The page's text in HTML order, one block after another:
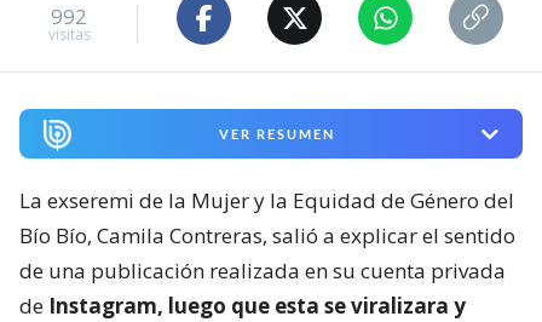
992
visitas
VER RESUMEN
La exseremi de la Mujer y la Equidad de Género del
Bío Bío, Camila Contreras, salió a explicar el sentido
de una publicación realizada en su cuenta privada
de Instagram, luego que esta se viralizara y